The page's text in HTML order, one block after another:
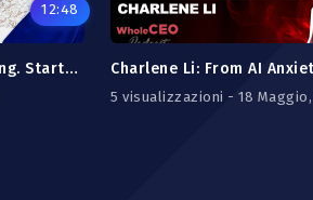
12:48
Lisa GoldenthaL: Stop Delegating. Start Architecting.
5 visualizzazioni - 18 Maggio,